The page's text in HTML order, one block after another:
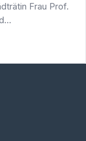
Frau Prof.